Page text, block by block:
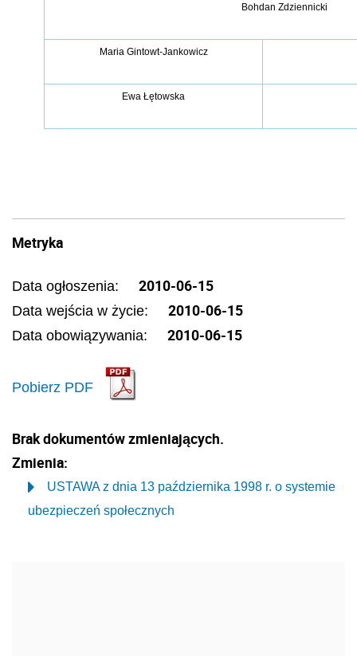
Bohdan Zdziennicki
Maria Gintowt-Jankowicz
Ewa Łętowska
Metryka
Data ogłoszenia: 2010-06-15
Data wejścia w życie: 2010-06-15
Data obowiązywania: 2010-06-15
Pobierz PDF
Brak dokumentów zmieniających.
Zmienia:
USTAWA z dnia 13 października 1998 r. o systemie
ubezpieczeń społecznych